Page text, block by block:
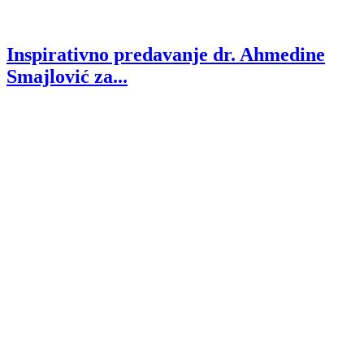
Inspirativno predavanje dr. Ahmedine
Smajlović za...